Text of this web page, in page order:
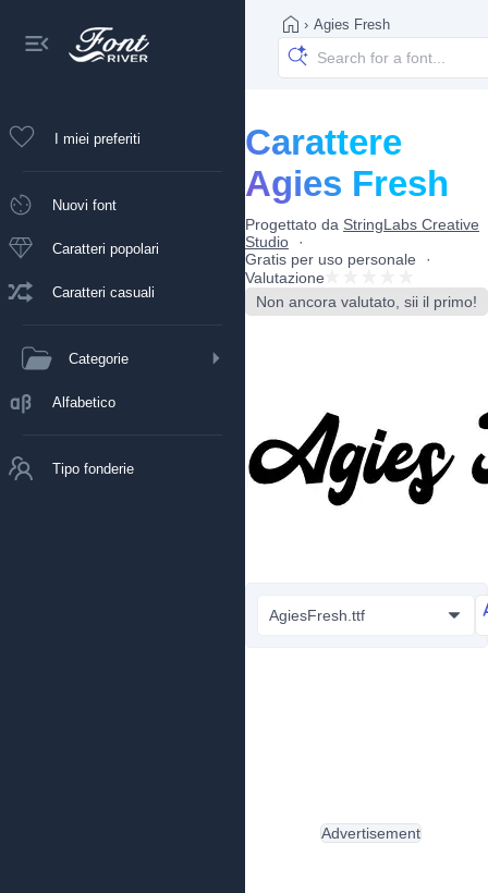
I miei preferiti
Nuovi font
Caratteri popolari
Caratteri casuali
Categorie
Alfabetico
Tipo fonderie
› Agies Fresh
Carattere
Agies Fresh
Progettato da StringLabs Creative
Studio
Gratis per uso personale
Valutazione
Non ancora valutato, sii il primo!
AgiesFresh.ttf
Advertisement